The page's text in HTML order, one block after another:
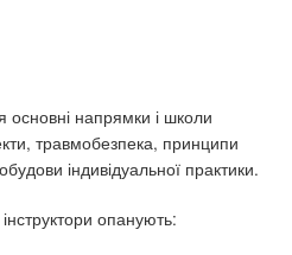
основні напрямки і школи
травмобезпека, принципи
індивідуальної практики.
опанують: